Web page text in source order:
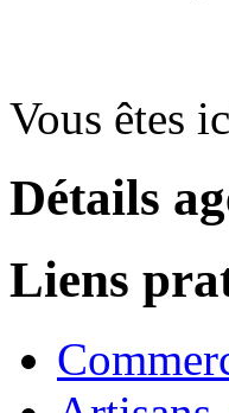
Vous êtes
Détails
Liens